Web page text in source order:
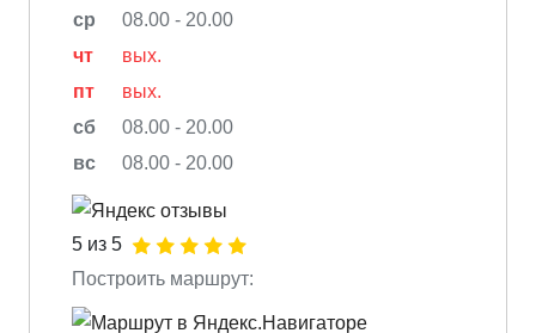
ср
08.00 - 20.00
чт
вых.
пт
вых.
сб
08.00 - 20.00
вс
08.00 - 20.00
5 из 5
Построить маршрут: